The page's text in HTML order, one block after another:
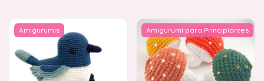
Amigurumis Amigurumi para Principiantes